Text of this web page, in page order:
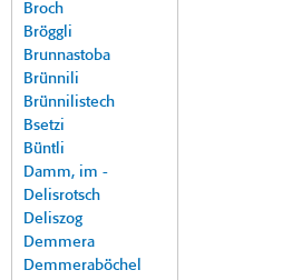
Broch
Bröggli
Brunnastoba
Brünnili
Brünnilistech
Bsetzi
Büntli
Damm, im -
Delisrotsch
Deliszog
Demmera
Demmeraböchel